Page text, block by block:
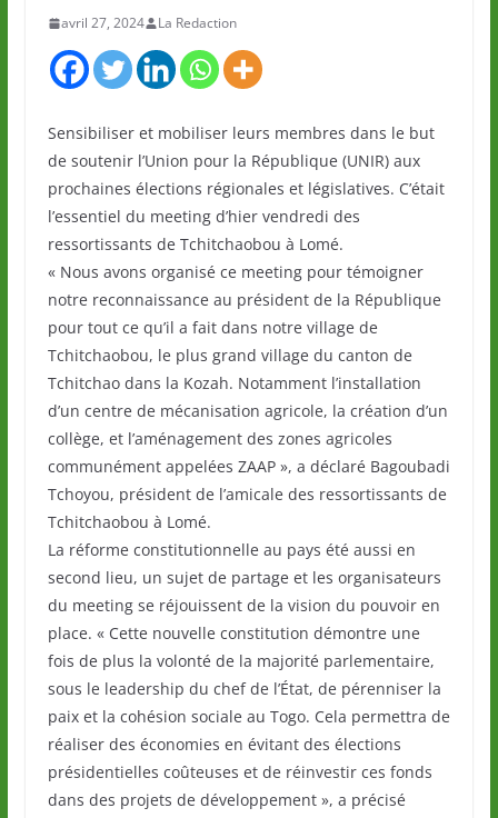
avril 27, 2024 La Redaction
Sensibiliser et mobiliser leurs membres dans le but
de soutenir l’Union pour la République (UNIR) aux
prochaines élections régionales et législatives. C’était
l’essentiel du meeting d’hier vendredi des
ressortissants de Tchitchaobou à Lomé.
« Nous avons organisé ce meeting pour témoigner
notre reconnaissance au président de la République
pour tout ce qu’il a fait dans notre village de
Tchitchaobou, le plus grand village du canton de
Tchitchao dans la Kozah. Notamment l’installation
d’un centre de mécanisation agricole, la création d’un
collège, et l’aménagement des zones agricoles
communément appelées ZAAP », a déclaré Bagoubadi
Tchoyou, président de l’amicale des ressortissants de
Tchitchaobou à Lomé.
La réforme constitutionnelle au pays été aussi en
second lieu, un sujet de partage et les organisateurs
du meeting se réjouissent de la vision du pouvoir en
place. « Cette nouvelle constitution démontre une
fois de plus la volonté de la majorité parlementaire,
sous le leadership du chef de l’État, de pérenniser la
paix et la cohésion sociale au Togo. Cela permettra de
réaliser des économies en évitant des élections
présidentielles coûteuses et de réinvestir ces fonds
dans des projets de développement », a précisé